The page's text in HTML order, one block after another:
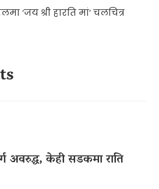
‘जय श्री हारति मां’ चलचित्र
अवरुद्ध, केही सडकमा राति